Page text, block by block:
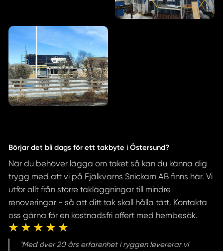
Börjar det bli dags för ett takbyte i Östersund?
När du behöver lägga om taket så kan du känna dig
trygg med att vi på Fjälkvarns Snickarn AB finns här. Vi
utför allt från större takläggningar till mindre
renoveringar - så att ditt tak skall hålla tätt. Kontakta
oss gärna för en kostnadsfri offert med hembesök.
"Med över 20 års erfarenhet i ryggen levererar vi